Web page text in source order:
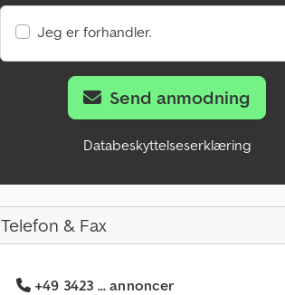
Jeg er forhandler.
Send anmodning
Databeskyttelseserklæring
Telefon & Fax
+49 3423 ... annoncer